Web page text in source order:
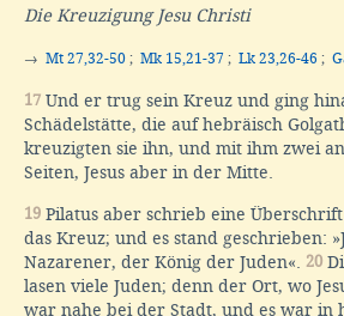
Die Kreuzigung Jesu Christi
→ Mt 27,32-50 ; Mk 15,21-37 ; Lk 23,26-46 ;
17 Und er trug sein Kreuz und ging
Schädelstätte, die auf hebräisch
kreuzigten sie ihn, und mit ihm zwei
Seiten, Jesus aber in der Mitte.
19 Pilatus aber schrieb eine
das Kreuz; und es stand geschrieben:
Nazarener, der König der Juden«. 20
lasen viele Juden; denn der Ort, wo
war nahe bei der Stadt, und es war in